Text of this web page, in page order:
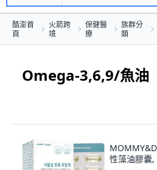
酷澎首
頁
火箭跨
境
保健醫
療
族群分
類
Omega-3,6,9/魚油
性藻油膠囊